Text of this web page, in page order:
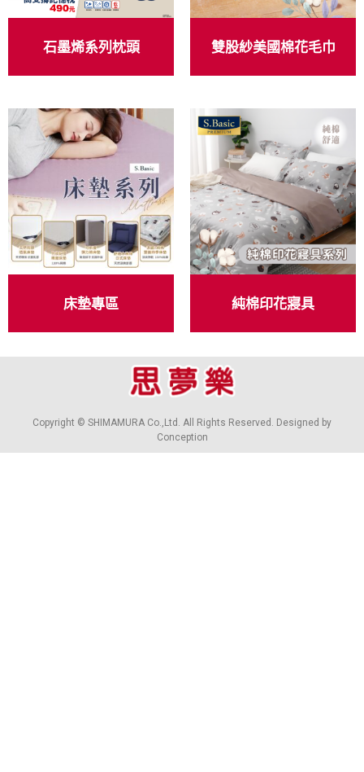
石墨烯系列枕頭 雙股紗美國棉花毛巾
床墊專區 純棉印花寢具
Copyright © SHIMAMURA Co.,Ltd. All Rights Reserved. Designed by
Conception